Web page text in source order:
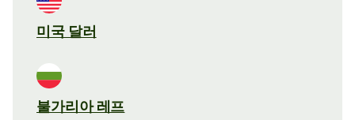
미국 달러
불가리아 레프